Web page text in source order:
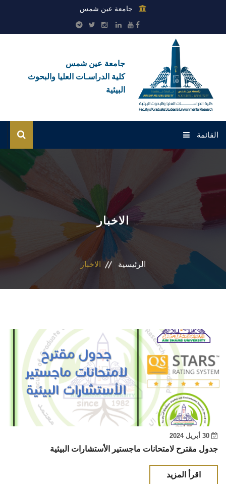
جامعة عين شمس
جامعة عين شمس
كلية الدراسـات العليا والبحوث
البيئية
القائمة
عن الكلية
بوابة الطلاب
التسجيل الإلكتروني للطلاب
الاقسام
المراكز والوحدات
الجداول والنتائج
أنشطة الكلية
الاخبار
الرئيسية الاخبار
جدول مقترح لامتحانات ماجستير الأستشارات البيئية
اقرأ المزيد